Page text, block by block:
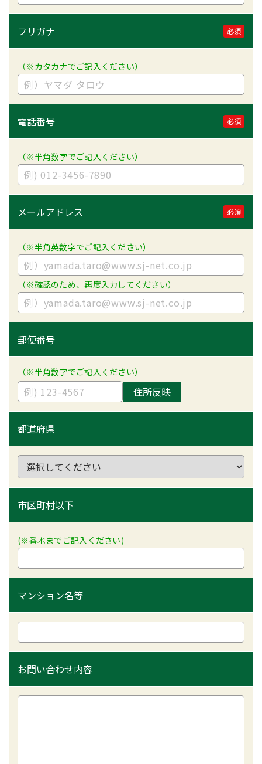
フリガナ 必須
（※カタカナでご記入ください）
電話番号 必須
（※半角数字でご記入ください）
メールアドレス 必須
（※半角英数字でご記入ください）
（※確認のため、再度入力してください）
郵便番号
（※半角数字でご記入ください）
住所反映
都道府県
市区町村以下
(※番地までご記入ください)
マンション名等
お問い合わせ内容